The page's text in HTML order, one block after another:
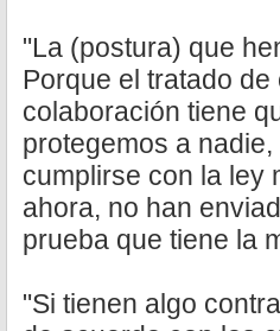
"La (postura) que
Porque el tratado
colaboración tiene
protegemos a
cumplirse con la ley
ahora, no han
prueba que tiene la
"Si tienen algo